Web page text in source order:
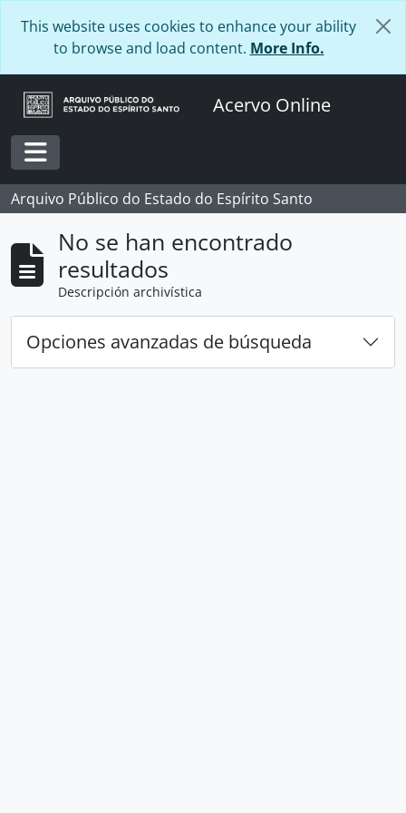
This website uses cookies to enhance your ability
to browse and load content. More Info.
Acervo Online
Toggle navigation
Arquivo Público do Estado do Espírito Santo
No se han encontrado
resultados
Descripción archivística
Opciones avanzadas de búsqueda